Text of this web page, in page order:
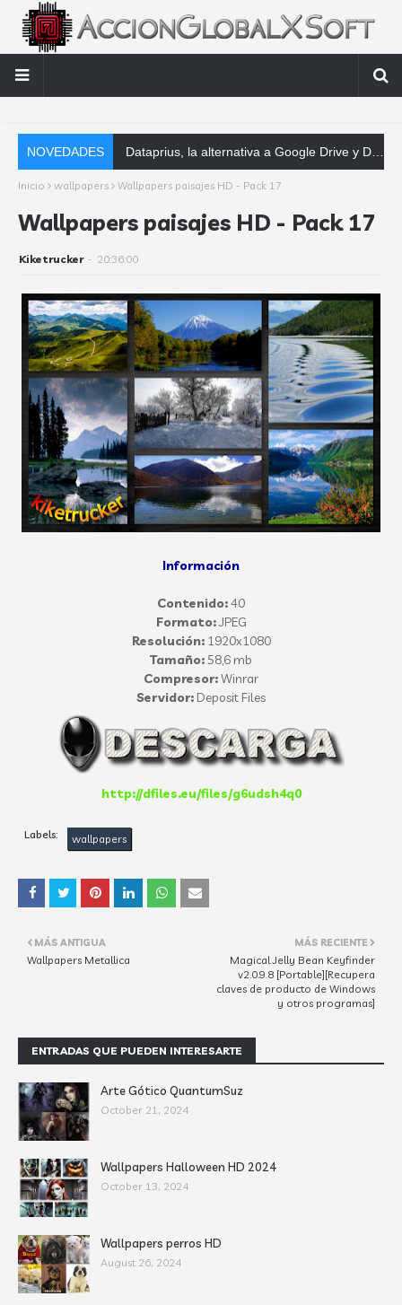
NOVEDADES Dataprius, la alternativa a Google Drive y Dropbox que las empresas deberían conoce
Inicio wallpapers Wallpapers paisajes HD - Pack 17
Wallpapers paisajes HD - Pack 17
Kiketrucker - 20:36:00
Información
Contenido:40
Formato:JPEG
Resolución:1920x1080
Tamaño: 58,6 mb
Compresor:Winrar
Servidor: Deposit Files
http://dfiles.eu/files/g6udsh4q0
Labels: wallpapers
MÁS RECIENTE
Magical Jelly Bean Keyfinder
v2.0.9.8 [Portable][Recupera
claves de producto de Windows
y otros programas]
MÁS ANTIGUA
Wallpapers Metallica
ENTRADAS QUE PUEDEN INTERESARTE
Arte Gótico QuantumSuz
October 21, 2024
Wallpapers Halloween HD 2024
October 13, 2024
Wallpapers perros HD
August 26, 2024